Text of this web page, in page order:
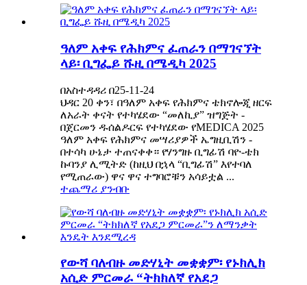
ዓለም አቀፍ የሕክምና ፈጠራን በማገናኘት
ላይ፡ ቢግፌይ ሹዚ በሜዲካ 2025
በአስተዳዳሪ በ25-11-24
ህዳር 20 ቀን፣ በዓለም አቀፍ የሕክምና ቴክኖሎጂ ዘርፍ
ለአራት ቀናት የተካሄደው “መለኪያ” ዝግጅት -
በጀርመን ዱሰልዶርፍ የተካሄደው የMEDICA 2025
ዓለም አቀፍ የሕክምና መሣሪያዎች ኤግዚቢሽን -
በተሳካ ሁኔታ ተጠናቀቀ። የሃንግዙ ቢግፊሽ ባዮ-ቴክ
ኩባንያ ሊሚትድ (ከዚህ በኋላ “ቢግፊሽ” እየተባለ
የሚጠራው) ዋና ዋና ተግባሮቹን አሳይቷል ...
ተጨማሪ ያንብቡ
የውሻ ባለብዙ መድሃኒት መቋቋም፡ የኑክሊክ
አሲድ ምርመራ “ትክክለኛ የአደጋ